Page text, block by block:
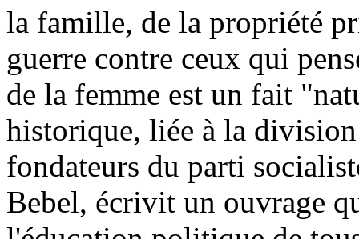
la famille, de la propriété
guerre contre ceux qui
de la femme est un fait
historique, liée à la division
fondateurs du parti
Bebel, écrivit un ouvrage